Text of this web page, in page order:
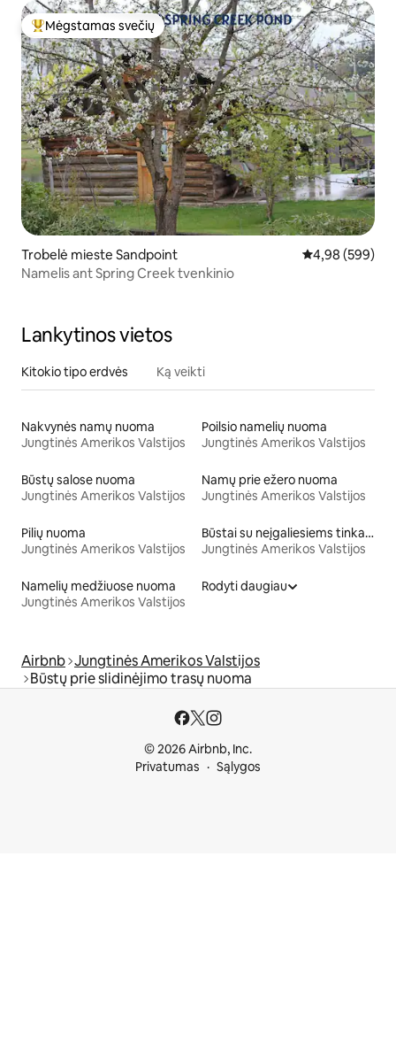
Svečių mėgstamiausias
Mėgstamas svečių
Trobelė mieste Sandpoint Vidutinis
4,98 (599)
Namelis ant Spring Creek tvenkinio
Lankytinos vietos
Kitokio tipo erdvės Ką veikti
Nakvynės namų nuoma
Jungtinės Amerikos Valstijos
Poilsio namelių nuoma
Jungtinės Amerikos Valstijos
Būstų salose nuoma
Jungtinės Amerikos Valstijos
Namų prie ežero nuoma
Jungtinės Amerikos Valstijos
Pilių nuoma
Jungtinės Amerikos Valstijos
Būstai su neįgaliesiems tinkamo aukščio lova
Jungtinės Amerikos Valstijos
Namelių medžiuose nuoma
Jungtinės Amerikos Valstijos
Rodyti daugiau
Airbnb Jungtinės Amerikos Valstijos
Būstų prie slidinėjimo trasų nuoma
© 2026 Airbnb, Inc.
Privatumas
Sąlygos